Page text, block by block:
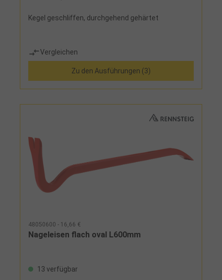
Kegel geschliffen, durchgehend gehärtet
Vergleichen
Zu den Ausführungen (3)
48050600 - 16,66 €
Nageleisen flach oval L600mm
13 verfügbar